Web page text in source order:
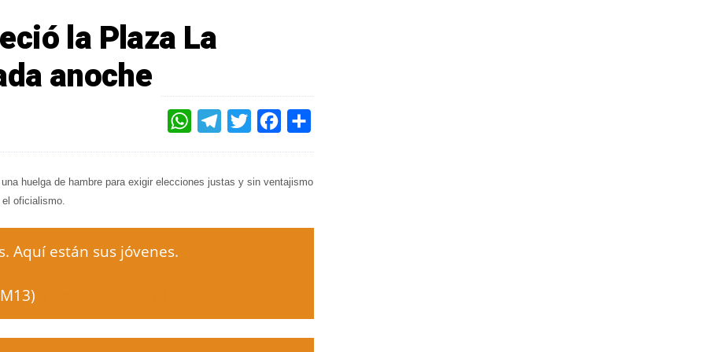
la Plaza La
anoche
WHATSAPPTELEGRAMTWITTERFACEBOOK
huelga de hambre para exigir elecciones justas y sin ventajismo
oficialismo.
Aquí están sus jóvenes.